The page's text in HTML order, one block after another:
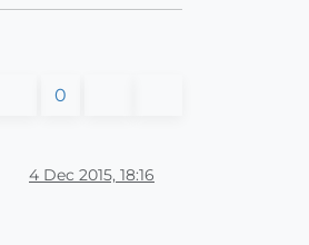
0
4 Dec 2015, 18:16